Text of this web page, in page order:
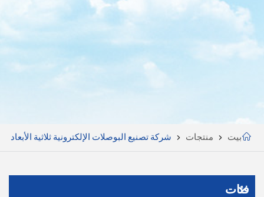
بيت منتجات شركة تصنيع البوصلات الإلكترونية ثلاثية الأبعاد
فئات